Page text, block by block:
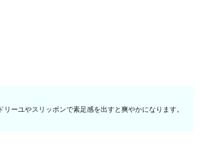
ーユやスリッポンで素足感を出すと爽やかになります。